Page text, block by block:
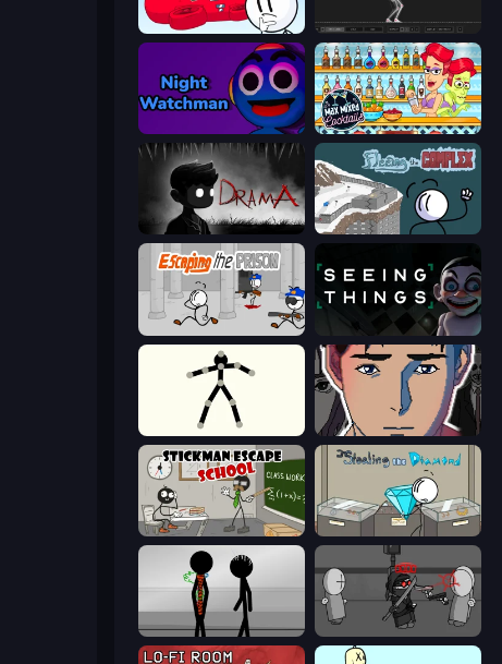
Infiltrating the Airship Skeleton Simulator
Max Mixed Cocktails
DRAMA Fleeing the Complex
Escaping the Prison Seeing Things
Stick Animator Breaking the Silent Lies
Stickman Escape School Stealing the Diamond
Stick Figure Penalty 2 Madness Project Nexus